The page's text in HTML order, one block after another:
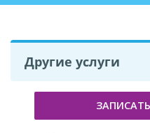
Другие услуги